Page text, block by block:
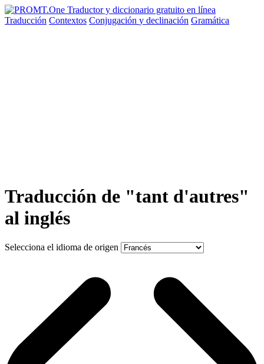
Traducción Contextos Conjugación y declinación Gramática
Traducción de "tant d'autres"
al inglés
Selecciona el idioma de origen